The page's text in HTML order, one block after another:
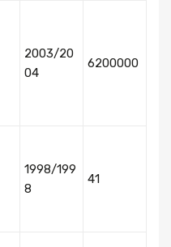
2003/20
04
6200000
1998/199
8
41